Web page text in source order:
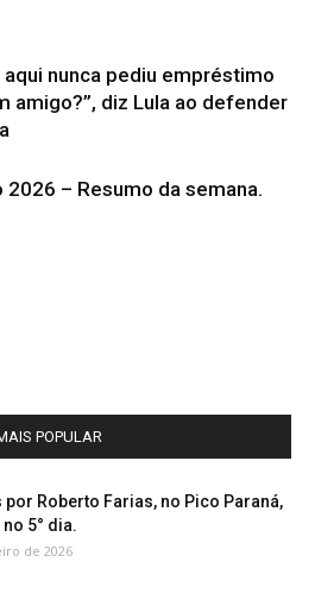
aqui nunca pediu empréstimo
amigo?”, diz Lula ao defender
2026 – Resumo da semana.
POPULAR
por Roberto Farias, no Pico Paraná,
5° dia.
de 2026